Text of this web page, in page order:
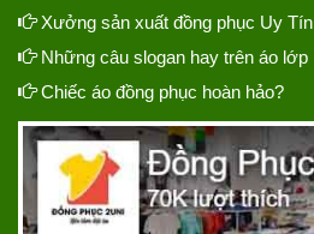
Xưởng sản xuất đồng phục Uy Tín
Những câu slogan hay trên áo lớp
Chiếc áo đồng phục hoàn hảo?